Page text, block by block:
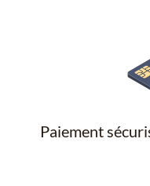
Paiement